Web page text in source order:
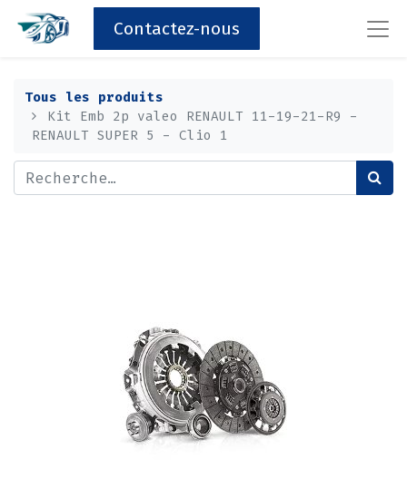
Contactez-nous
Tous les produits
Kit Emb 2p valeo RENAULT 11-19-21-R9 -
RENAULT SUPER 5 - Clio 1